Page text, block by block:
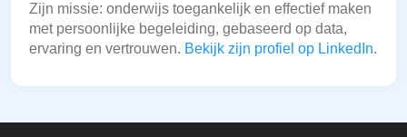
Zijn missie: onderwijs toegankelijk en effectief maken
met persoonlijke begeleiding, gebaseerd op data,
ervaring en vertrouwen. Bekijk zijn profiel op LinkedIn.